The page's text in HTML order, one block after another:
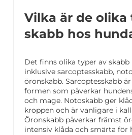
Vilka är de olika
skabb hos
Det finns olika typer av skabb
inklusive sarcoptesskabb,
öronskabb. Sarcoptesskabb
formen som påverkar
och mage. Notoskabb ger
kroppen och är vanligare i
Öronskabb påverkar främst
intensiv klåda och smärta för